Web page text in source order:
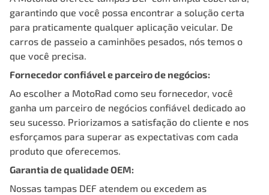
garantindo que você possa encontrar a solução certa
para praticamente qualquer aplicação veicular. De
carros de passeio a caminhões pesados, nós temos o
que você precisa.
Fornecedor confiável e parceiro de negócios:
Ao escolher a MotoRad como seu fornecedor, você
ganha um parceiro de negócios confiável dedicado ao
seu sucesso. Priorizamos a satisfação do cliente e nos
esforçamos para superar as expectativas com cada
produto que oferecemos.
Garantia de qualidade OEM:
Nossas tampas DEF atendem ou excedem as